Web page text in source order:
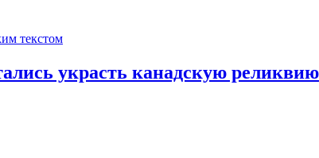
текстом
украсть канадскую реликвию